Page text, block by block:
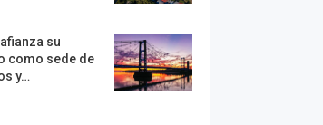
su
como sede de
y…